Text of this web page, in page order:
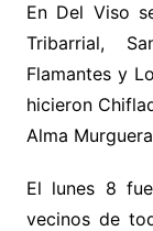
En Del Viso
Tribarrial,
Flamantes y
hicieron
Alma
El lunes 8
vecinos de